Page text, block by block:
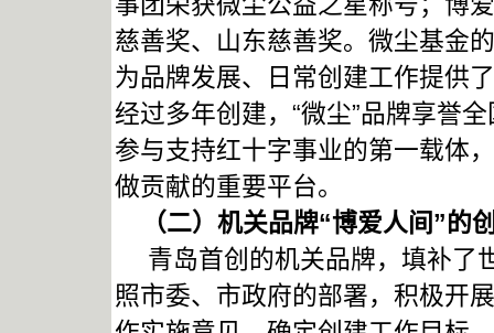
慈善奖、山东慈善奖。微尘基金
为品牌发展、日常创建工作提供
经过多年创建，“微尘”品牌享誉
参与支持红十字事业的第一载体
做贡献的重要平台。
（二）机关品牌“博爱人间”的
青岛首创的机关品牌，填补了
照市委、市政府的部署，积极开